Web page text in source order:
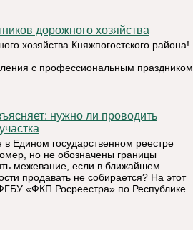
дорожного хозяйства
хозяйства Княжпогостского района!
с профессиональным
в Едином государственном реестре
но не обозначены границы
межевание, если в ближайшем
продавать не собирается? На этот
«ФКП Росреестра» по Республике